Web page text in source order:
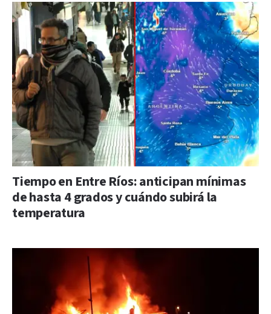
Tiempo en Entre Ríos: anticipan mínimas
de hasta 4 grados y cuándo subirá la
temperatura